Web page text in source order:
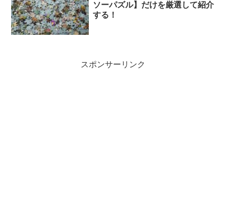
ソーパズル】だけを厳選して紹介
する！
スポンサーリンク